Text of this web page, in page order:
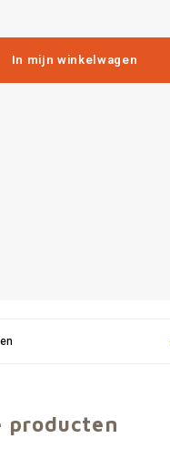
In mijn winkelwagen
producten